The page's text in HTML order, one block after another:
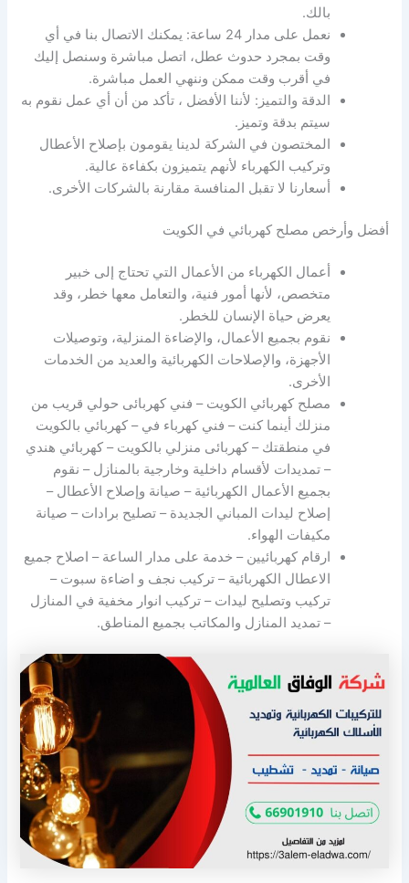
بالك.
نعمل على مدار 24 ساعة: يمكنك الاتصال بنا في أي
وقت بمجرد حدوث عطل، اتصل مباشرة وسنصل إليك
في أقرب وقت ممكن وننهي العمل مباشرة.
الدقة والتميز: لأننا الأفضل ، تأكد من أن أي عمل نقوم به
سيتم بدقة وتميز.
المختصون في الشركة لدينا يقومون بإصلاح الأعطال
وتركيب الكهرباء لأنهم يتميزون بكفاءة عالية.
أسعارنا لا تقبل المنافسة مقارنة بالشركات الأخرى.
أفضل وأرخص مصلح كهربائي في الكويت
أعمال الكهرباء من الأعمال التي تحتاج إلى خبير
متخصص، لأنها أمور فنية، والتعامل معها خطر، وقد
يعرض حياة الإنسان للخطر.
نقوم بجميع الأعمال، والإضاءة المنزلية، وتوصيلات
الأجهزة، والإصلاحات الكهربائية والعديد من الخدمات
الأخرى.
مصلح كهربائي الكويت – فني كهربائى حولي قريب من
منزلك أينما كنت – فني كهرباء في – كهربائي بالكويت
في منطقتك – كهربائى منزلي بالكويت – كهربائي هندي
– تمديدات لأقسام داخلية وخارجية بالمنازل – نقوم
بجميع الأعمال الكهربائية – صيانة وإصلاح الأعطال –
إصلاح ليدات المباني الجديدة – تصليح برادات – صيانة
مكيفات الهواء.
ارقام كهربائيين – خدمة على مدار الساعة – اصلاح جميع
الاعطال الكهربائية – تركيب نجف و اضاءة سبوت –
تركيب وتصليح ليدات – تركيب انوار مخفية في المنازل
– تمديد المنازل والمكاتب بجميع المناطق.